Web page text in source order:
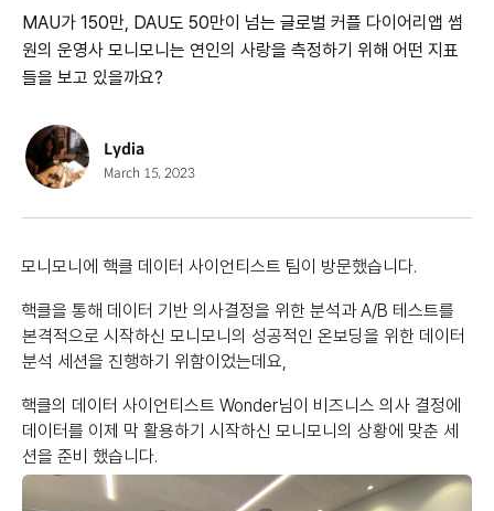
MAU가 150만, DAU도 50만이 넘는 글로벌 커플 다이어리앱 썸
원의 운영사 모니모니는 연인의 사랑을 측정하기 위해 어떤 지표
들을 보고 있을까요?
Lydia
March 15, 2023
모니모니에 핵클 데이터 사이언티스트 팀이 방문했습니다.
핵클을 통해 데이터 기반 의사결정을 위한 분석과 A/B 테스트를
본격적으로 시작하신 모니모니의 성공적인 온보딩을 위한 데이터
분석 세션을 진행하기 위함이었는데요,
핵클의 데이터 사이언티스트 Wonder님이 비즈니스 의사 결정에
데이터를 이제 막 활용하기 시작하신 모니모니의 상황에 맞춘 세
션을 준비 했습니다.